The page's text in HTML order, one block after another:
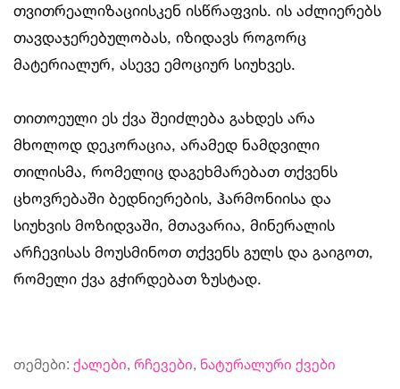
თვითრეალიზაციისკენ ისწრაფვის. ის აძლიერებს
თავდაჯერებულობას, იზიდავს როგორც
მატერიალურ, ასევე ემოციურ სიუხვეს.
თითოეული ეს ქვა შეიძლება გახდეს არა
მხოლოდ დეკორაცია, არამედ ნამდვილი
თილისმა, რომელიც დაგეხმარებათ თქვენს
ცხოვრებაში ბედნიერების, ჰარმონიისა და
სიუხვის მოზიდვაში, მთავარია, მინერალის
არჩევისას მოუსმინოთ თქვენს გულს და გაიგოთ,
რომელი ქვა გჭირდებათ ზუსტად.
თემები: ქალები, რჩევები, ნატურალური ქვები